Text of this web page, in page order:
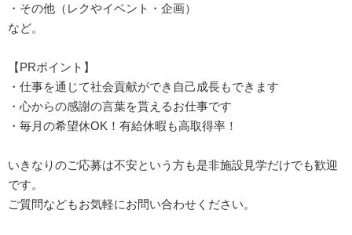
・その他（レクやイベント・企画）
など。
【PRポイント】
・仕事を通じて社会貢献ができ自己成長もできます
・心からの感謝の言葉を貰えるお仕事です
・毎月の希望休OK！有給休暇も高取得率！
いきなりのご応募は不安という方も是非施設見学だけでも歓迎
です。
ご質問などもお気軽にお問い合わせください。